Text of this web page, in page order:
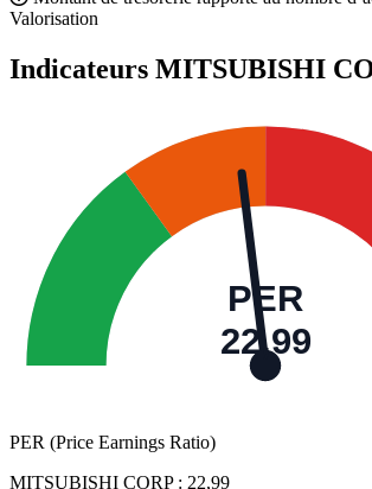
Valorisation
Indicateurs MITSUBISHI
PER
22,99
PER (Price Earnings Ratio)
MITSUBISHI CORP : 22,99